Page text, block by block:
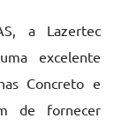
a Lazertec
excelente
Concreto e
de fornecer